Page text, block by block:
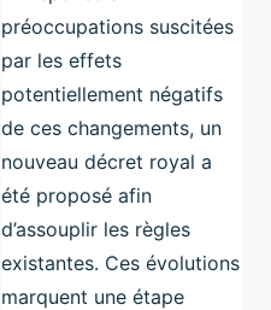
préoccupations suscitées
par les effets
potentiellement négatifs
de ces changements, un
nouveau décret royal a
été proposé afin
d’assouplir les règles
existantes. Ces évolutions
marquent une étape